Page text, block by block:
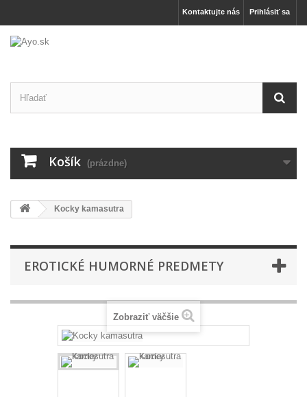
Prihlásiť sa
Kontaktujte nás
Košík (prázdne)
Kocky kamasutra
EROTICKÉ HUMORNÉ PREDMETY
Zobraziť väčšie